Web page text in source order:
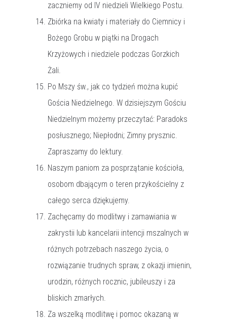
zaczniemy od IV niedzieli Wielkiego Postu.
Zbiórka na kwiaty i materiały do Ciemnicy i
Bożego Grobu w piątki na Drogach
Krzyżowych i niedziele podczas Gorzkich
Żali.
Po Mszy św., jak co tydzień można kupić
Gościa Niedzielnego. W dzisiejszym Gościu
Niedzielnym możemy przeczytać: Paradoks
posłusznego; Niepłodni; Zimny prysznic.
Zapraszamy do lektury.
Naszym paniom za posprzątanie kościoła,
osobom dbającym o teren przykościelny z
całego serca dziękujemy.
Zachęcamy do modlitwy i zamawiania w
zakrystii lub kancelarii intencji mszalnych w
różnych potrzebach naszego życia, o
rozwiązanie trudnych spraw, z okazji imienin,
urodzin, różnych rocznic, jubileuszy i za
bliskich zmarłych.
Za wszelką modlitwę i pomoc okazaną w